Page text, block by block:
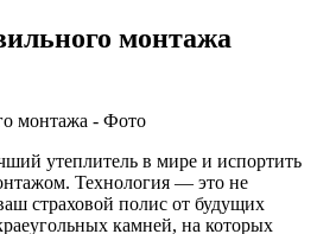
монтажа
утеплитель в мире и испортить
Технология — это не
страховой полис от будущих
камней, на которых